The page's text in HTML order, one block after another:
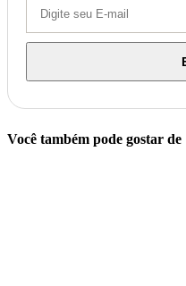
Você também pode gostar de